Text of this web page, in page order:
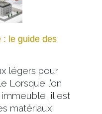
: le guide des
légers pour
Lorsque l’on
il est
matériaux